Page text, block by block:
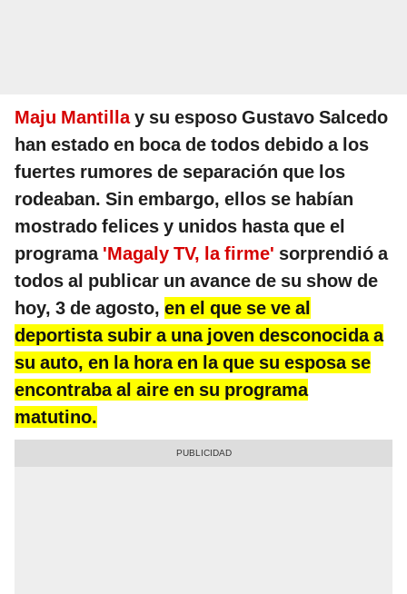
Maju Mantillay su esposo Gustavo Salcedo
han estado en boca de todos debido a los
fuertes rumores de separación que los
rodeaban. Sin embargo, ellos se habían
mostrado felices y unidos hasta que el
programa 'Magaly TV, la firme' sorprendió a
todos al publicar un avance de su show de
hoy, 3 de agosto, en el que se ve al
deportista subir a una joven desconocida a
su auto, en la hora en la que su esposa se
encontraba al aire en su programa
matutino.